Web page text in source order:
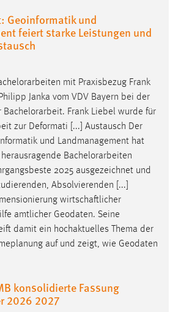
Geoinformatik und
feiert starke Leistungen und
mit Praxisbezug Frank
Janka vom VDV Bayern bei der
Bachelorarbeit. Frank Liebel wurde für
zur Deformati [...] Austausch Der
und Landmanagement hat
Bachelorarbeiten
2025 ausgezeichnet und
Absolvierenden [...]
wirtschaftlicher
amtlicher Geodaten. Seine
damit ein hochaktuelles Thema der
auf und zeigt, wie Geodaten
konsolidierte Fassung
2026 2027
= 1 Jahr
ist notwendig um sich an der Website
erfassen Informationen anonym.